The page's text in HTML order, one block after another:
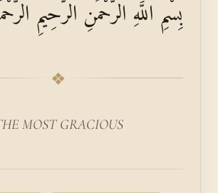
بِسْمِ اللَّهِ الرَّحْمَٰنِ الرَّحِيمِ
❖
MOST GRACIOUS